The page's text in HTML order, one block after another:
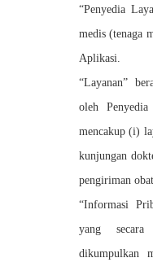
“Penyedia
medis (tenaga
Aplikasi.
“Layanan”
oleh
mencakup (i)
kunjungan
pengiriman
“Informasi
yang
dikumpulkan